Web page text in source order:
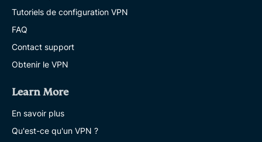
Tutoriels de configuration VPN
FAQ
Contact support
Obtenir le VPN
Learn More
En savoir plus
Qu'est-ce qu'un VPN ?